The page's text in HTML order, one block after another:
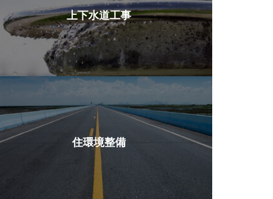
上下水道工事
住環境整備